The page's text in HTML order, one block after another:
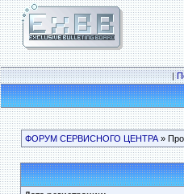
|
ФОРУМ СЕРВИСНОГО ЦЕНТРА»